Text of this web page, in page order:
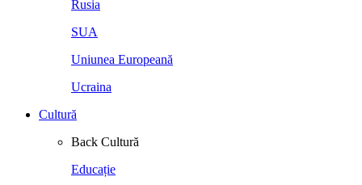
Rusia
SUA
Uniunea Europeană
Ucraina
Cultură
Back Cultură
Educație